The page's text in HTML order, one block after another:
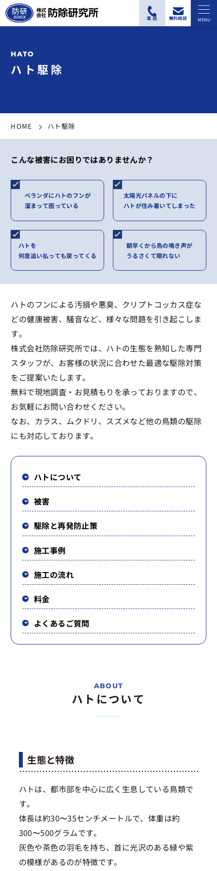
ハト駆除
HOME ハト駆除
こんな被害にお困りではありませんか？
ベランダにハトのフンが
溜まって困っている
太陽光パネルの下に
ハトが住み着いてしまった
ハトを
何度追い払っても戻ってくる
朝早くから鳥の鳴き声が
うるさくて眠れない
ハトのフンによる汚損や悪臭、クリプトコッカス症な
どの健康被害、騒音など、様々な問題を引き起こしま
す。
株式会社防除研究所では、ハトの生態を熟知した専門
スタッフが、お客様の状況に合わせた最適な駆除対策
をご提案いたします。
無料で現地調査・お見積もりを承っておりますので、
お気軽にお問い合わせください。
なお、カラス、ムクドリ、スズメなど他の鳥類の駆除
にも対応しております。
ハトについて
被害
駆除と再発防止策
施工事例
施工の流れ
料金
よくあるご質問
ハトについて
生態と特徴
ハトは、都市部を中心に広く生息している鳥類で
す。
体長は約30〜35センチメートルで、体重は約
300〜500グラムです。
灰色や茶色の羽毛を持ち、首に光沢のある緑や紫
の模様があるのが特徴です。